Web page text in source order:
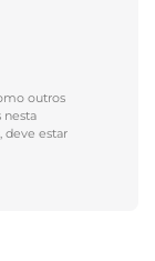
outros
nesta
deve estar